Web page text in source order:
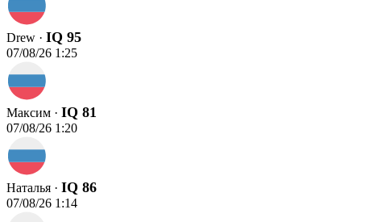
Drew · IQ 95
07/08/26 1:25
Максим · IQ 81
07/08/26 1:20
Наталья · IQ 86
07/08/26 1:14